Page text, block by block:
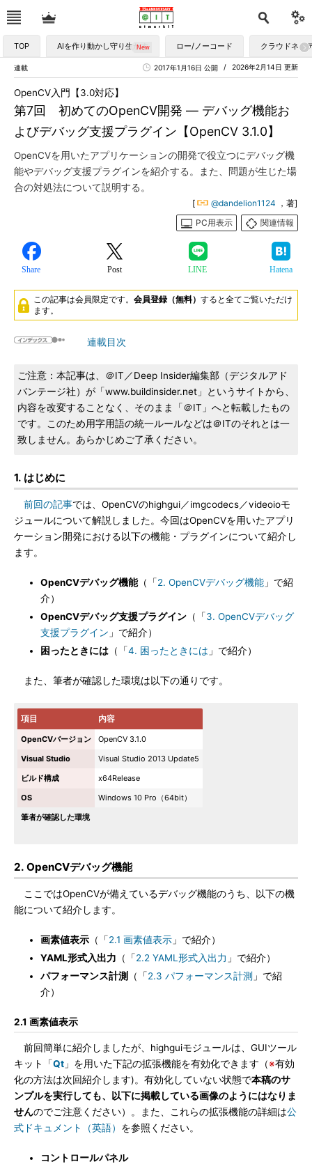
TOP AIを作り動かし守り生かす ロー/ノーコード クラウドネイ
連載 2026年2月14日 更新
2017年1月16日 公開
第7回 初めてのOpenCV開発 ― デバッグ機能お
よびデバッグ支援プラグイン【OpenCV 3.1.0】
OpenCV入門【3.0対応】
OpenCVを用いたアプリケーションの開発で役立つにデバッグ機
能やデバッグ支援プラグインを紹介する。また、問題が生じた場
合の対処法について説明する。
[ @dandelion1124 ，著]
PC用表示
関連情報
Share Post LINE Hatena
この記事は会員限定です。 会員登録（無料） すると全てご覧いただけ
ます。
連載目次
ご注意：本記事は、＠IT／Deep Insider編集部（デジタルアド
バンテージ社）が「www.buildinsider.net」というサイトから、
内容を改変することなく、そのまま「＠IT」へと転載したもの
です。このため用字用語の統一ルールなどは＠ITのそれとは一
致しません。あらかじめご了承ください。
1. はじめに
前回の記事では、OpenCVのhighgui／imgcodecs／videoioモ
ジュールについて解説しました。今回はOpenCVを用いたアプリ
ケーション開発における以下の機能・プラグインについて紹介し
ます。
OpenCVデバッグ機能（「2. OpenCVデバッグ機能 」で紹
介）
OpenCVデバッグ支援プラグイン （「3. OpenCVデバッグ
支援プラグイン 」で紹介）
困ったときには （「4. 困ったときには 」で紹介）
また、筆者が確認した環境は以下の通りです。
項目 内容
OpenCVバージョン
OpenCV 3.1.0
Visual Studio
Visual Studio 2013 Update5
ビルド構成
x64Release
OS
Windows 10 Pro（64bit）
筆者が確認した環境
2. OpenCVデバッグ機能
ここではOpenCVが備えているデバッグ機能のうち、以下の機
能について紹介します。
画素値表示 （「2.1 画素値表示 」で紹介）
YAML形式入出力 （「2.2 YAML形式入出力 」で紹介）
パフォーマンス計測
（「2.3 パフォーマンス計測 」で紹
介）
2.1 画素値表示
前回簡単に紹介しましたが、highguiモジュールは、GUIツール
キット「Qt 」を用いた下記の拡張機能を有効化できます（※有効
化の方法は次回紹介します)。有効化していない状態で本稿のサ
ンプルを実行しても、以下に掲載している画像のようにはなりま
せんのでご注意ください）。また、これらの拡張機能の詳細は公
式ドキュメント（英語） を参照ください。
コントロールパネル